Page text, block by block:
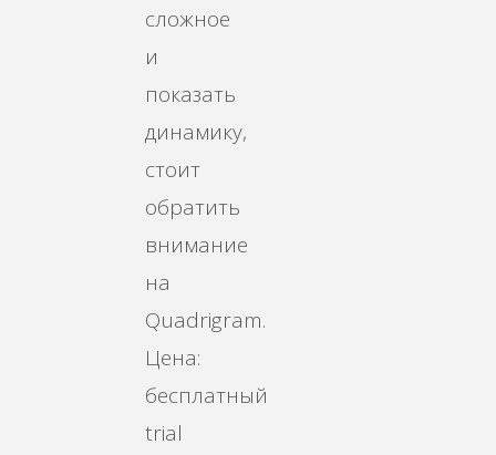
сложное
и
показать
динамику,
стоит
обратить
внимание
на
Quadrigram.
Цена:
бесплатный
trial